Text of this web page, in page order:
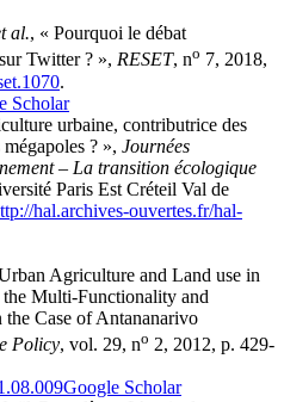
al., « Pourquoi le débat
Twitter ? », RESET, no 7, 2018,
.
Scholar
urbaine, contributrice des
? », Journées
– La transition écologique
Paris Est Créteil Val de
hal.archives-ouvertes.fr/hal-
Agriculture and Land use in
Multi-Functionality and
Case of Antananarivo
Policy, vol. 29, no 2, 2012, p. 429-
Google Scholar